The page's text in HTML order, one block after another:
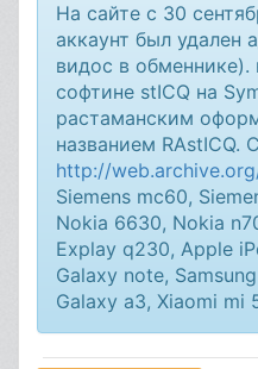
На сайте с 30
аккаунт был удален
видос в
софтине stICQ на
растаманским
названием RAstICQ.
http://
Siemens mc60,
Nokia 6630, Nokia
Explay q230, Apple
Galaxy note,
Galaxy a3, Xiaomi mi